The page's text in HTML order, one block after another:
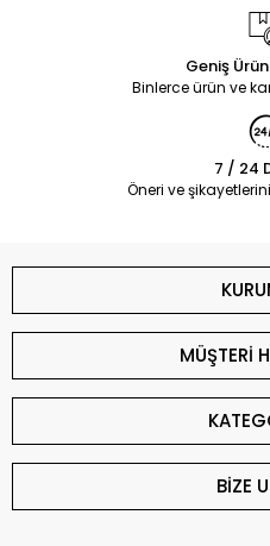
Geniş
Binlerce ürün ve
7 / 24
Öneri ve
MÜŞTERİ
BİZE